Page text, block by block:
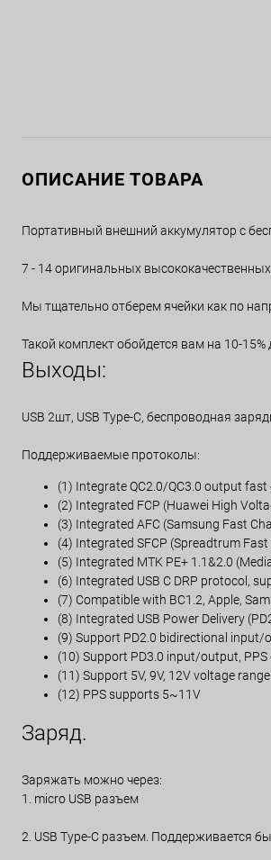
ОПИСАНИЕ ТОВАРА
Портативный внешний аккумулятор с
7 - 14 оригинальных
Мы тщательно отберем ячейки как по
Такой комплект обойдется вам на 10-
Выходы:
USB 2шт, USB Type-C, беспроводная
Поддерживаемые протоколы:
(1) Integrate QC2.0/QC3.0 output
(2) Integrated FCP (Huawei High
(3) Integrated AFC (Samsung Fast
(4) Integrated SFCP (Spreadtrum
(5) Integrated MTK PE+ 1.1&2.0
(6) Integrated USB C DRP protocol,
(7) Compatible with BC1.2, Apple,
(8) Integrated USB Power Delivery
(9) Support PD2.0 bidirectional input/
(10) Support PD3.0 input/output,
(11) Support 5V, 9V, 12V voltage
(12) PPS supports 5~11V
Заряд.
Заряжать можно через:
1. micro USB разъем
2. USB Type-C разъем. Поддерживается